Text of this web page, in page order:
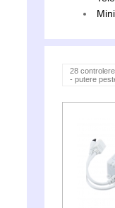
28
- putere